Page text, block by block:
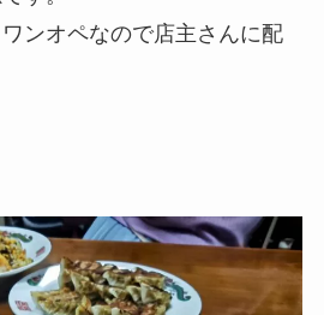
ンオペなので店主さんに配